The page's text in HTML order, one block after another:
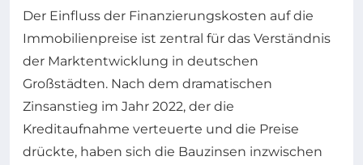
Der Einfluss der Finanzierungskosten auf die
Immobilienpreise ist zentral für das Verständnis
der Marktentwicklung in deutschen
Großstädten. Nach dem dramatischen
Zinsanstieg im Jahr 2022, der die
Kreditaufnahme verteuerte und die Preise
drückte, haben sich die Bauzinsen inzwischen